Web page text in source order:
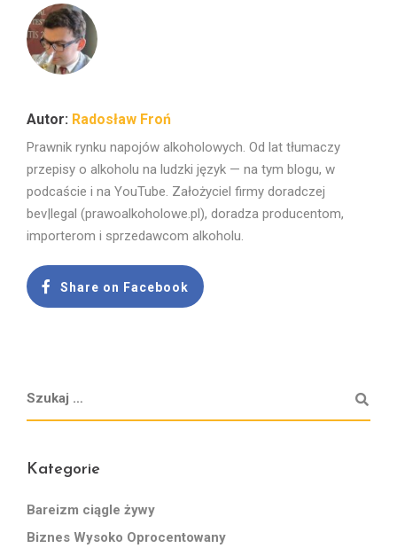
Radosław Froń
Prawnik rynku napojów alkoholowych. Od lat tłumaczy
przepisy o alkoholu na ludzki język — na tym blogu, w
podcaście i na YouTube. Założyciel firmy doradczej
bev|legal (prawoalkoholowe.pl), doradza producentom,
importerom i sprzedawcom alkoholu.
Share on Facebook
Kategorie
Bareizm ciągle żywy
Biznes Wysoko Oprocentowany